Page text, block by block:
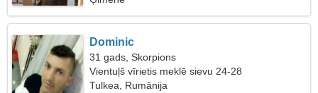
Dominic
31 gads, Skorpions
Vientuļš vīrietis meklē sievu 24-28
Tulkea, Rumānija